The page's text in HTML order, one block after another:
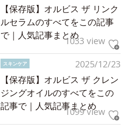
【保存版】オルビス ザ リンク
ルセラムのすべてをこの記事
で｜人気記事まとめ1033 view
2025/12/23
スキンケア
【保存版】オルビス ザ クレン
ジングオイルのすべてをこの
記事で｜人気記事まとめ
1099 view